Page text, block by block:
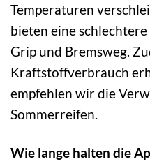
Temperaturen
bieten eine
Grip und Bremsweg.
Kraftstoffverbrauch
empfehlen wir die
Sommerreifen.
Wie lange halten die